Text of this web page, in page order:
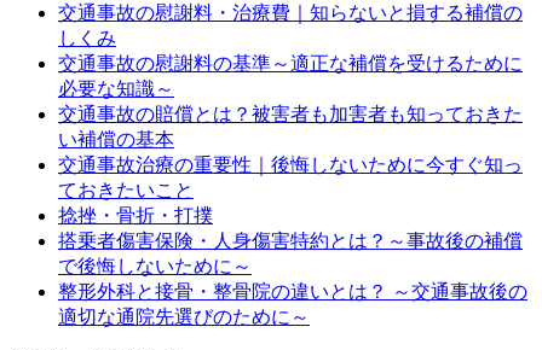
交通事故の慰謝料・治療費｜知らないと損する補償の
しくみ
交通事故の慰謝料の基準～適正な補償を受けるために
必要な知識～
交通事故の賠償とは？被害者も加害者も知っておきた
い補償の基本
交通事故治療の重要性｜後悔しないために今すぐ知っ
ておきたいこと
捻挫・骨折・打撲
搭乗者傷害保険・人身傷害特約とは？～事故後の補償
で後悔しないために～
整形外科と接骨・整骨院の違いとは？ ～交通事故後の
適切な通院先選びのために～